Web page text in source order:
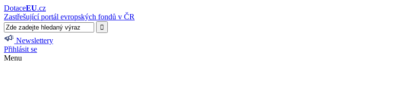
DotaceEU.cz
Zastřešující portál evropských fondů v ČR
Newslettery
Přihlásit se
Menu